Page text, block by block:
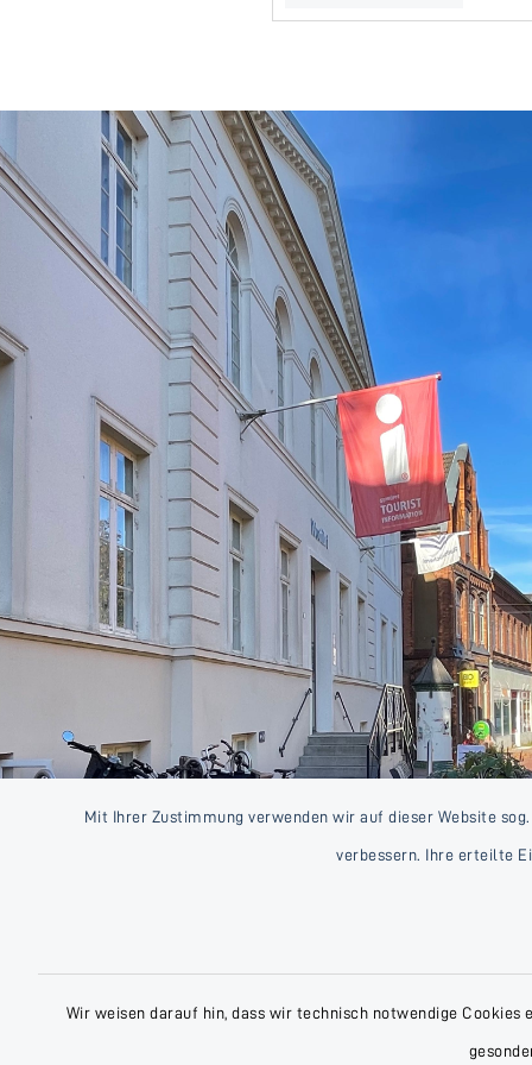
Mit Ihrer Zustimmung verwenden wir auf dieser Website
verbessern. Ihre erteilte
Wir weisen darauf hin, dass wir technisch notwendige